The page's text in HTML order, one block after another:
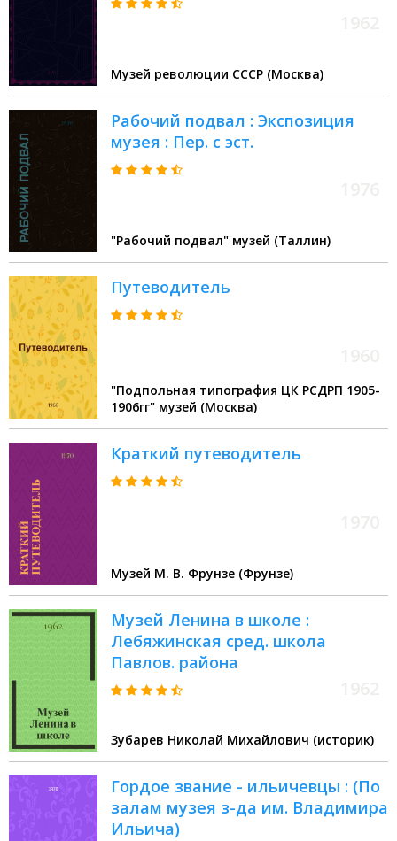
Музей революции СССР (Москва)
Рабочий подвал : Экспозиция
музея : Пер. с эст.
"Рабочий подвал" музей (Таллин)
Путеводитель
"Подпольная типография ЦК РСДРП 1905-
1906гг" музей (Москва)
Краткий путеводитель
Музей М. В. Фрунзе (Фрунзе)
Музей Ленина в школе :
Лебяжинская сред. школа
Павлов. района
Зубарев Николай Михайлович (историк)
Гордое звание - ильичевцы : (По
залам музея з-да им. Владимира
Ильича)